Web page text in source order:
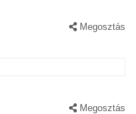
Megosztás
Megosztás